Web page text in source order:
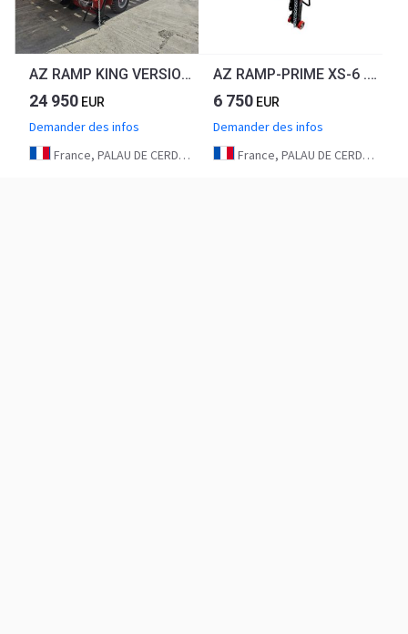
AZ RAMP KING VERSION, BIG FOOT LLO 25T mobile loading ramp
24 950 EUR
Demander des infos
France, PALAU DE CERDAGNE
AZ RAMP-PRIME XS-6 . Industrial Mobil Loading Ramp
6 750 EUR
Demander des infos
France, PALAU DE CERDAGNE